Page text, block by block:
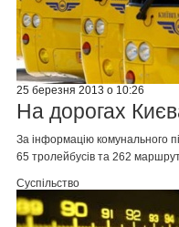
25 березня 2013 о 10:26
На дорогах
За інформацію комунального
65 тролейбусів та 262
Суспільство